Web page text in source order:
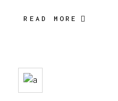
READ MORE